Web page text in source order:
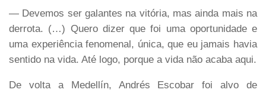
— Devemos ser galantes na vitória, mas ainda mais na
derrota. (…) Quero dizer que foi uma oportunidade e
uma experiência fenomenal, única, que eu jamais havia
sentido na vida. Até logo, porque a vida não acaba aqui.
De volta a Medellín, Andrés Escobar foi alvo de